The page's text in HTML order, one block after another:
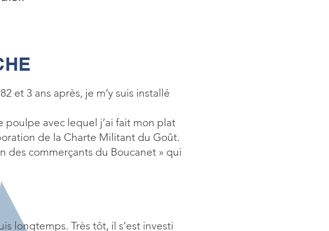
et 3 ans après, je m’y suis installé
poulpe avec lequel j’ai fait mon plat
de la Charte Militant du Goût.
des commerçants du Boucanet » qui
longtemps. Très tôt, il s’est investi